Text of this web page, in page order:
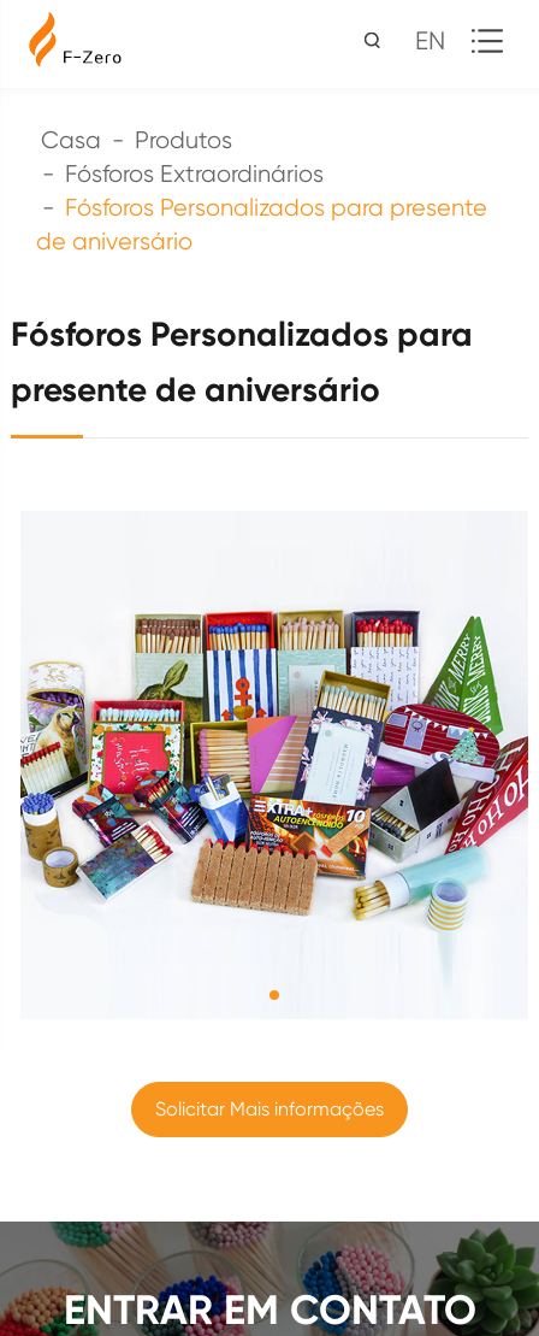
EN
Casa
Produtos
Fósforos Extraordinários
Fósforos Personalizados para presente
de aniversário
Fósforos Personalizados para
presente de aniversário
Solicitar Mais informações
ENTRAR EM CONTATO